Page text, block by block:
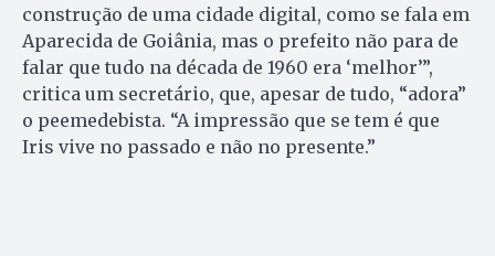
construção de uma cidade digital, como se fala em
Aparecida de Goiânia, mas o prefeito não para de
falar que tudo na década de 1960 era ‘melhor’”,
critica um secretário, que, apesar de tudo, “adora”
o peemedebista. “A impressão que se tem é que
Iris vive no passado e não no presente.”